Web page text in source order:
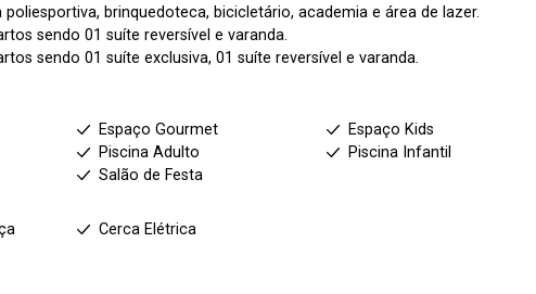
brinquedoteca, bicicletário, academia e área de lazer.
sendo 01 suíte reversível e varanda.
sendo 01 suíte exclusiva, 01 suíte reversível e varanda.
Espaço Gourmet
Espaço Kids
Piscina Adulto
Piscina Infantil
Salão de Festa
Cerca Elétrica